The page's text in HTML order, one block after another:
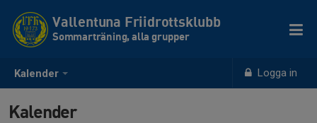
Kalender Logga in
Vallentuna Friidrottsklubb
Sommarträning, alla grupper
Kalender